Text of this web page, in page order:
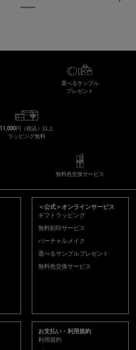
選べるサンプル
プレゼント
11,000円（税込）以上
ラッピング無料
無料色交換サービス
＜公式＞オンラインサービス
ギフトラッピング
無料刻印サービス
バーチャルメイク
選べるサンプルプレゼント
無料色交換サービス
お支払い・利用規約
利用規約